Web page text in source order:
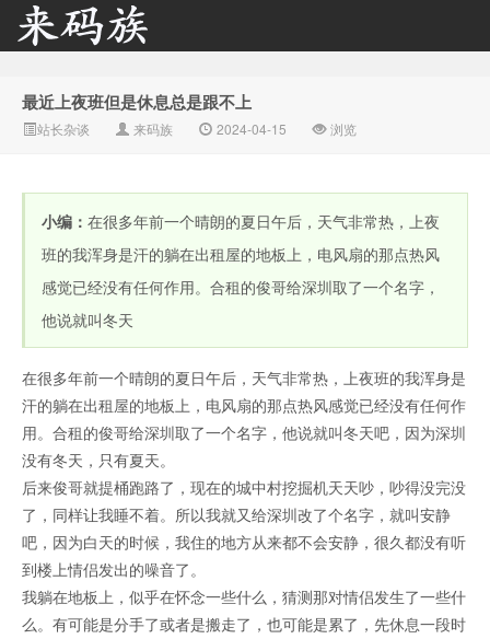
来码族 - 分享在线短信资
源接收资讯,手机短信验
证码网站
最近上夜班但是休息总是跟不上
站长杂谈 来码族 2024-04-15 浏览
小编： 在很多年前一个晴朗的夏日午后，天气非常热，上夜
班的我浑身是汗的躺在出租屋的地板上，电风扇的那点热风
感觉已经没有任何作用。合租的俊哥给深圳取了一个名字，
他说就叫冬天
在很多年前一个晴朗的夏日午后，天气非常热，上夜班的我浑身是
汗的躺在出租屋的地板上，电风扇的那点热风感觉已经没有任何作
用。合租的俊哥给深圳取了一个名字，他说就叫冬天吧，因为深圳
没有冬天，只有夏天。
后来俊哥就提桶跑路了，现在的城中村挖掘机天天吵，吵得没完没
了，同样让我睡不着。所以我就又给深圳改了个名字，就叫安静
吧，因为白天的时候，我住的地方从来都不会安静，很久都没有听
到楼上情侣发出的噪音了。
我躺在地板上，似乎在怀念一些什么，猜测那对情侣发生了一些什
么。有可能是分手了或者是搬走了，也可能是累了，先休息一段时